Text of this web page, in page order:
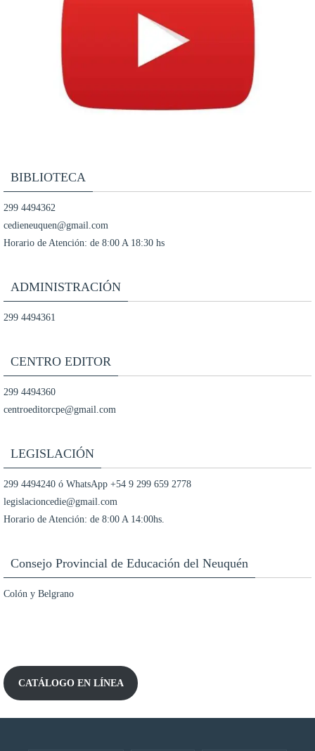
BIBLIOTECA
299 4494362
cedieneuquen@gmail.com
Horario de Atención: de 8:00 A 18:30 hs
ADMINISTRACIÓN
299 4494361
CENTRO EDITOR
299 4494360
centroeditorcpe@gmail.com
LEGISLACIÓN
299 4494240 ó WhatsApp +54 9 299 659 2778
legislacioncedie@gmail.com
Horario de Atención: de 8:00 A 14:00hs.
Consejo Provincial de Educación del Neuquén
Colón y Belgrano
CATÁLOGO EN LÍNEA